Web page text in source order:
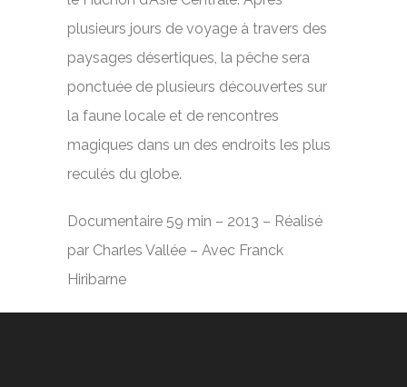
plusieurs jours de voyage à travers des
paysages désertiques, la pêche sera
ponctuée de plusieurs découvertes sur
la faune locale et de rencontres
magiques dans un des endroits les plus
reculés du globe.
Documentaire 59 min – 2013 – Réalisé
par Charles Vallée – Avec Franck
Hiribarne